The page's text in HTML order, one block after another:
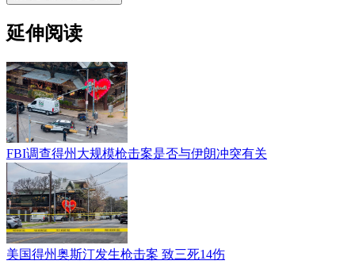
延伸阅读
FBI调查得州大规模枪击案是否与伊朗冲突有关
美国得州奥斯汀发生枪击案 致三死14伤